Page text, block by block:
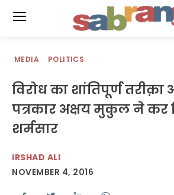
MEDIA POLITICS
विरोध का शांतिपूर्ण
पत्रकार अक्षय मुकुल ने कर
शर्मसार
IRSHAD ALI
NOVEMBER 4, 2016